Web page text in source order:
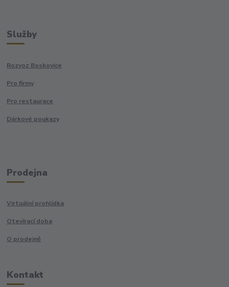
Služby
Rozvoz Boskovice
Pro firmy
Pro restaurace
Dárkové poukazy
Prodejna
Virtuální prohlídka
Otevírací doba
O prodejně
Kontakt